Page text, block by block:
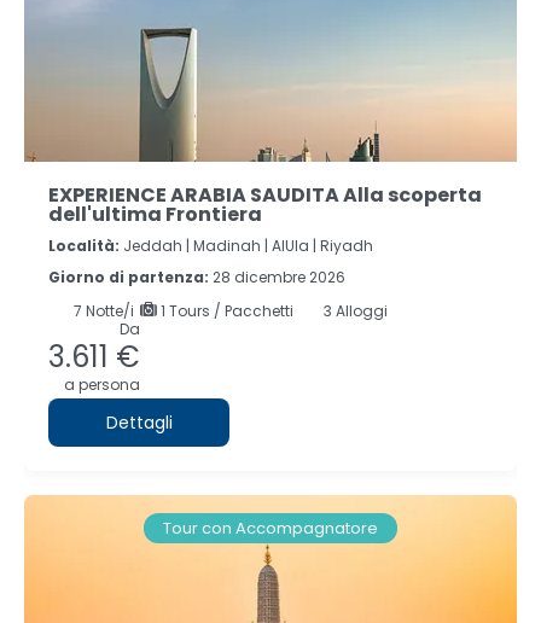
EXPERIENCE ARABIA SAUDITA Alla scoperta
dell'ultima Frontiera
Località: Jeddah | Madinah | AlUla | Riyadh
Giorno di partenza: 28 dicembre 2026
7 Notte/i 1 Tours / Pacchetti
3 Alloggi
Da
3.611 €
a persona
Dettagli
Tour con Accompagnatore